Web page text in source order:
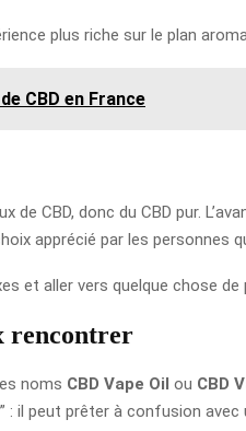
plus riche sur le plan
CBD en France
CBD, donc du CBD pur.
apprécié par les personnes
et aller vers quelque chose de
rencontrer
noms CBD Vape Oil ou CBD
peut prêter à confusion avec